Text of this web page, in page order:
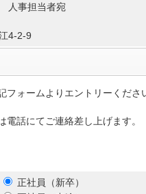
人事担当者宛
4-2-9
フォームよりエントリーくださ
話にてご連絡差し上げます。
正社員（新卒）